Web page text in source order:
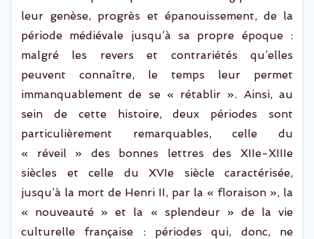
leur genèse, progrès et épanouissement, de la
période médiévale jusqu’à sa propre époque:
malgré les revers et contrariétés qu’elles
peuvent connaître, le temps leur permet
immanquablement de se« rétablir ». Ainsi, au
sein de cette histoire, deux périodes sont
particulièrement remarquables, celle du
« réveil » des bonnes lettres des XIIe-XIIIe
siècles et celle du XVIe siècle caractérisée,
jusqu’à la mort de Henri II, par la « floraison », la
« nouveauté » et la « splendeur » de la vie
culturelle française : périodes qui, donc, ne